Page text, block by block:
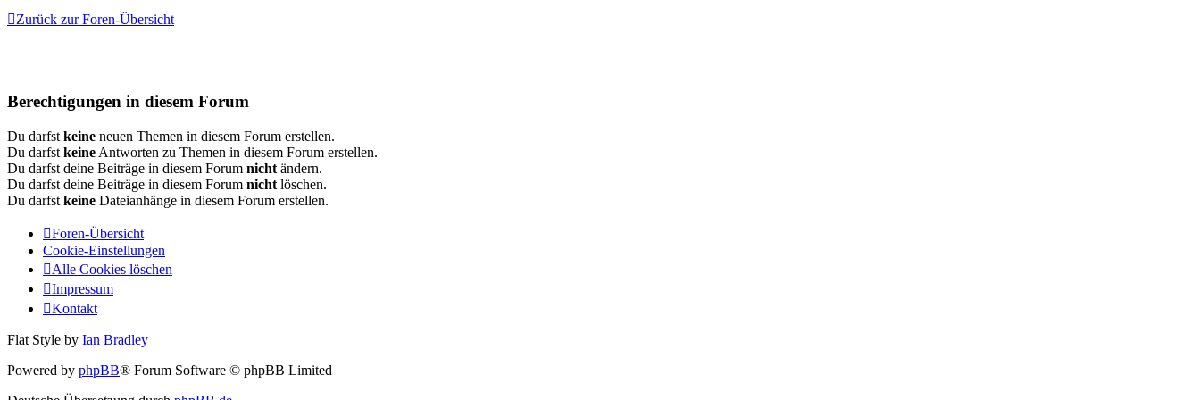
Zurück zur Foren-Übersicht
Berechtigungen in diesem Forum
Du darfst keine neuen Themen in diesem Forum erstellen.
Du darfst keine Antworten zu Themen in diesem Forum erstellen.
Du darfst deine Beiträge in diesem Forum nicht ändern.
Du darfst deine Beiträge in diesem Forum nicht löschen.
Du darfst keine Dateianhänge in diesem Forum erstellen.
Foren-Übersicht
Cookie-Einstellungen
Alle Cookies löschen
Impressum
Kontakt
Flat Style by Ian Bradley
Powered by phpBB® Forum Software © phpBB Limited